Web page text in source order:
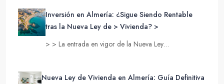
Inversión en Almería: ¿Sigue Siendo Rentable
tras la Nueva Ley de > Vivienda? >
> > La entrada en vigor de la Nueva Ley…
Nueva Ley de Vivienda en Almería: Guía Definitiva